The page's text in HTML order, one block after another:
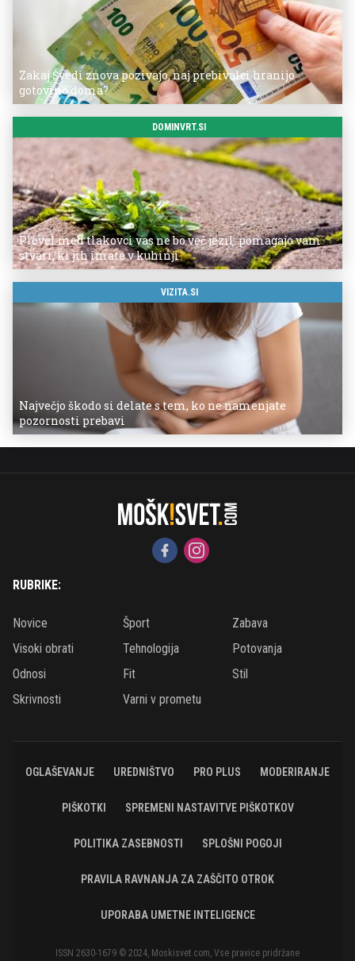
Zakaj Švedi znova pozivajo, naj prebivalci hranijo
gotovino doma?
DOMINVRT.SI
Plevel med tlakovci vas ne bo več jezil: pomagajo vam
stvari, ki jih imate v kuhinji
VIZITA.SI
Največjo škodo si delate s tem, ko ne namenjate
pozornosti prebavi
RUBRIKE:
Novice Šport
Zabava
Visoki obrati
Tehnologija
Potovanja
Odnosi
Fit
Stil
Skrivnosti
Varni v prometu
OGLAŠEVANJE UREDNIŠTVO PRO PLUS MODERIRANJE
PIŠKOTKI SPREMENI NASTAVITVE PIŠKOTKOV
POLITIKA ZASEBNOSTI SPLOŠNI POGOJI
PRAVILA RAVNANJA ZA ZAŠČITO OTROK
UPORABA UMETNE INTELIGENCE
ISSN 2630-1679 © 2024, Moskisvet.com, Vse pravice pridržane